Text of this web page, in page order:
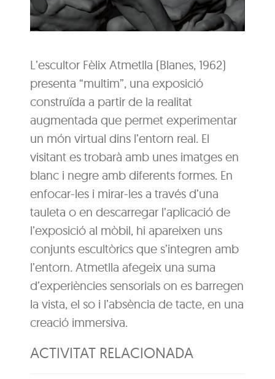
L’escultor Fèlix Atmetlla (Blanes, 1962)
presenta “multim”, una exposició
construïda a partir de la realitat
augmentada que permet experimentar
un món virtual dins l’entorn real. El
visitant es trobarà amb unes imatges en
blanc i negre amb diferents formes. En
enfocar-les i mirar-les a través d’una
tauleta o en descarregar l’aplicació de
l’exposició al mòbil, hi apareixen uns
conjunts escultòrics que s’integren amb
l’entorn. Atmetlla afegeix una suma
d’experiències sensorials on es barregen
la vista, el so i l’absència de tacte, en una
creació immersiva.
ACTIVITAT RELACIONADA